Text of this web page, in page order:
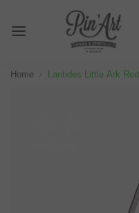
Home Lantides Little Ark Red